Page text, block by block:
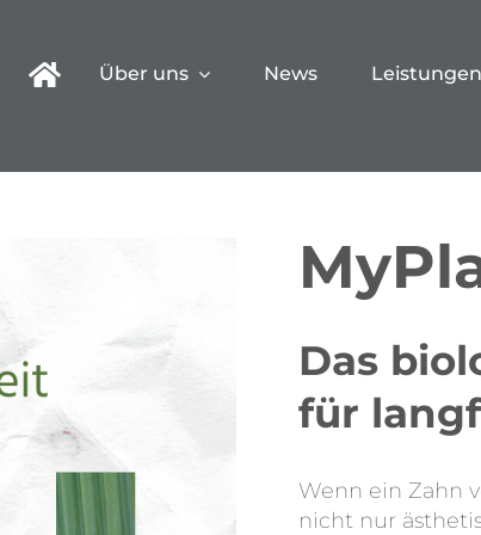
Über uns News Leistungen
Das
für
Wenn ein Zahn
nicht nur